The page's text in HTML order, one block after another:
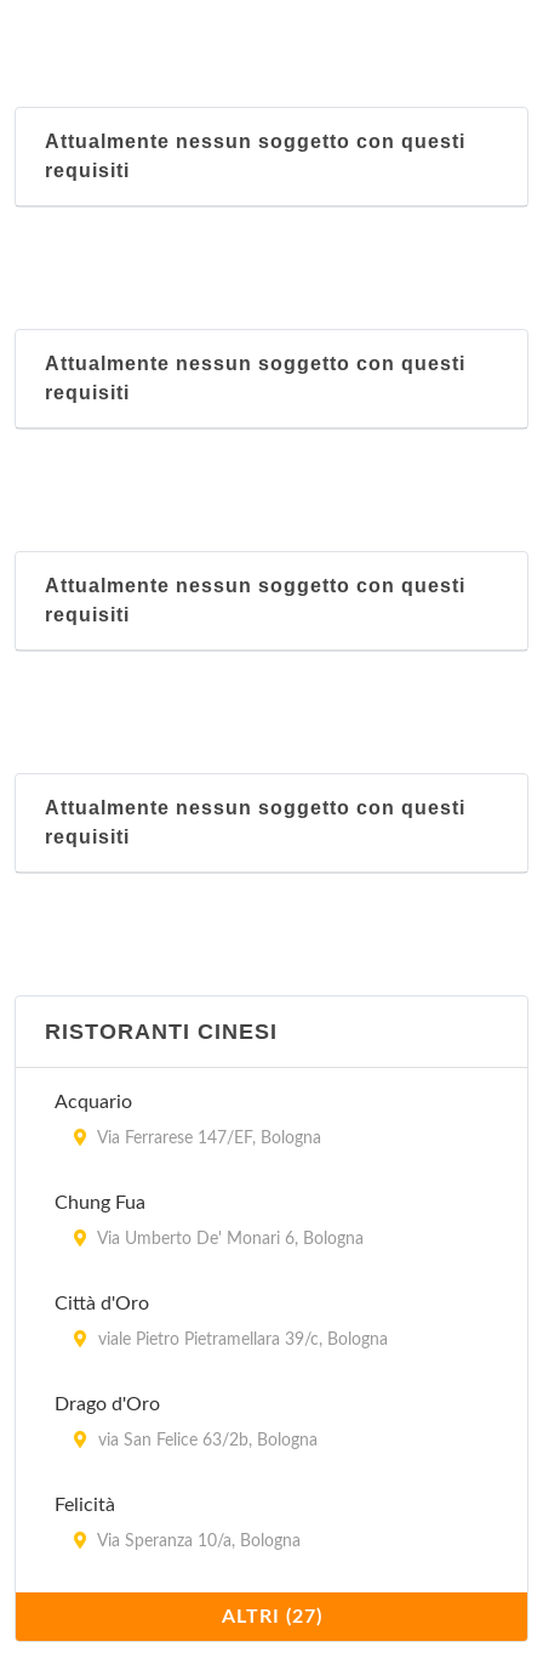
Attualmente nessun soggetto con questi
requisiti
Attualmente nessun soggetto con questi
requisiti
Attualmente nessun soggetto con questi
requisiti
Attualmente nessun soggetto con questi
requisiti
RISTORANTI CINESI
Acquario
Via Ferrarese 147/EF, Bologna
Chung Fua
Via Umberto De' Monari 6, Bologna
Città d'Oro
viale Pietro Pietramellara 39/c, Bologna
Drago d'Oro
via San Felice 63/2b, Bologna
Felicità
Via Speranza 10/a, Bologna
Via Giovan Battista Morgagni 8, Comune
ALTRI (27)